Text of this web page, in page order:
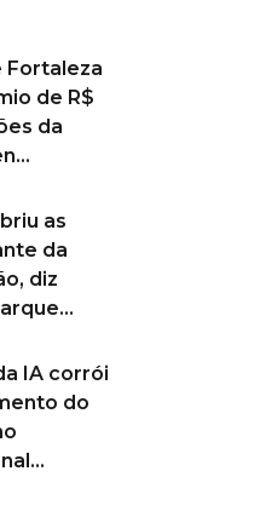
Fortaleza
de R$
da
as
da
diz
IA corrói
do